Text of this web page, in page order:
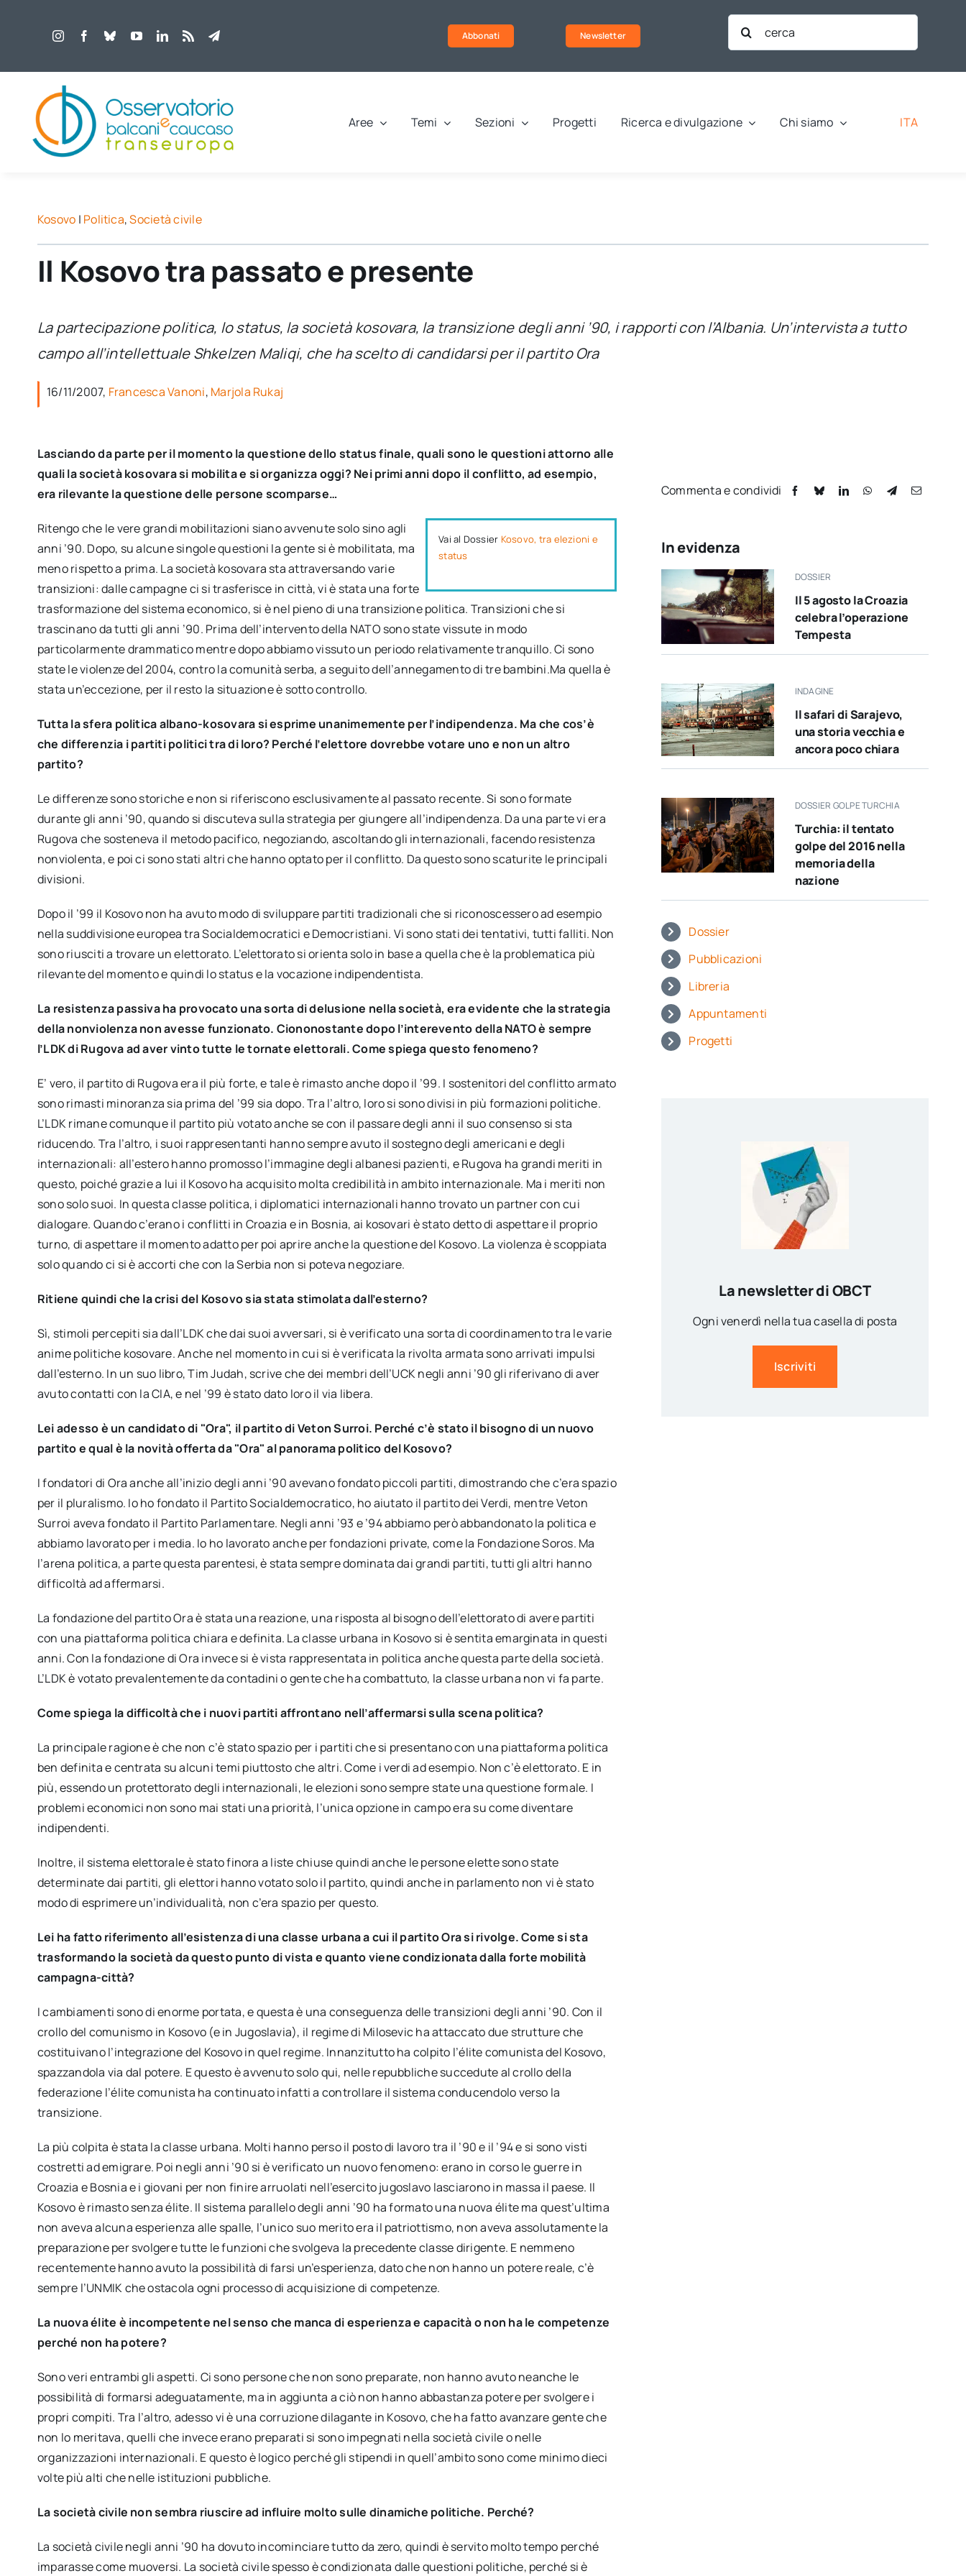
Abbonati Newsletter
Cerca
per:
Aree Temi Sezioni Progetti Ricerca e divulgazione Chi siamo ITA
Kosovo | Politica,Società civile
Il Kosovo tra passato e presente
La partecipazione politica, lo status, la società kosovara, la transizione degli anni ’90, i rapporti con l’Albania. Un’intervista a tutto
campo all’intellettuale Shkelzen Maliqi, che ha scelto di candidarsi per il partito Ora
16/11/2007, Francesca Vanoni, Marjola Rukaj
Lasciando da parte per il momento la questione dello status finale, quali sono le questioni attorno alle
quali la società kosovara si mobilita e si organizza oggi? Nei primi anni dopo il conflitto, ad esempio,
era rilevante la questione delle persone scomparse…
Vai al Dossier Kosovo, tra elezioni e
status
Ritengo che le vere grandi mobilitazioni siano avvenute solo sino agli
anni ’90. Dopo, su alcune singole questioni la gente si è mobilitata, ma
meno rispetto a prima. La società kosovara sta attraversando varie
transizioni: dalle campagne ci si trasferisce in città, vi è stata una forte
trasformazione del sistema economico, si è nel pieno di una transizione politica. Transizioni che si
trascinano da tutti gli anni ’90. Prima dell’intervento della NATO sono state vissute in modo
particolarmente drammatico mentre dopo abbiamo vissuto un periodo relativamente tranquillo. Ci sono
state le violenze del 2004, contro la comunità serba, a seguito dell’annegamento di tre bambini.Ma quella è
stata un’eccezione, per il resto la situazione è sotto controllo.
Tutta la sfera politica albano-kosovara si esprime unanimemente per l’indipendenza. Ma che cos’è
che differenzia i partiti politici tra di loro? Perché l’elettore dovrebbe votare uno e non un altro
partito?
Le differenze sono storiche e non si riferiscono esclusivamente al passato recente. Si sono formate
durante gli anni ’90, quando si discuteva sulla strategia per giungere all’indipendenza. Da una parte vi era
Rugova che sosteneva il metodo pacifico, negoziando, ascoltando gli internazionali, facendo resistenza
nonviolenta, e poi ci sono stati altri che hanno optato per il conflitto. Da questo sono scaturite le principali
divisioni.
Dopo il ’99 il Kosovo non ha avuto modo di sviluppare partiti tradizionali che si riconoscessero ad esempio
nella suddivisione europea tra Socialdemocratici e Democristiani. Vi sono stati dei tentativi, tutti falliti. Non
sono riusciti a trovare un elettorato. L’elettorato si orienta solo in base a quella che è la problematica più
rilevante del momento e quindi lo status e la vocazione indipendentista.
La resistenza passiva ha provocato una sorta di delusione nella società, era evidente che la strategia
della nonviolenza non avesse funzionato. Ciononostante dopo l’interevento della NATO è sempre
l’LDK di Rugova ad aver vinto tutte le tornate elettorali. Come spiega questo fenomeno?
E’ vero, il partito di Rugova era il più forte, e tale è rimasto anche dopo il ’99. I sostenitori del conflitto armato
sono rimasti minoranza sia prima del ’99 sia dopo. Tra l’altro, loro si sono divisi in più formazioni politiche.
L’LDK rimane comunque il partito più votato anche se con il passare degli anni il suo consenso si sta
riducendo. Tra l’altro, i suoi rappresentanti hanno sempre avuto il sostegno degli americani e degli
internazionali: all’estero hanno promosso l’immagine degli albanesi pazienti, e Rugova ha grandi meriti in
questo, poiché grazie a lui il Kosovo ha acquisito molta credibilità in ambito internazionale. Ma i meriti non
sono solo suoi. In questa classe politica, i diplomatici internazionali hanno trovato un partner con cui
dialogare. Quando c’erano i conflitti in Croazia e in Bosnia, ai kosovari è stato detto di aspettare il proprio
turno, di aspettare il momento adatto per poi aprire anche la questione del Kosovo. La violenza è scoppiata
solo quando ci si è accorti che con la Serbia non si poteva negoziare.
Ritiene quindi che la crisi del Kosovo sia stata stimolata dall’esterno?
Sì, stimoli percepiti sia dall’LDK che dai suoi avversari, si è verificato una sorta di coordinamento tra le varie
anime politiche kosovare. Anche nel momento in cui si è verificata la rivolta armata sono arrivati impulsi
dall’esterno. In un suo libro, Tim Judah, scrive che dei membri dell’UCK negli anni ’90 gli riferivano di aver
avuto contatti con la CIA, e nel ’99 è stato dato loro il via libera.
Lei adesso è un candidato di "Ora", il partito di Veton Surroi. Perché c’è stato il bisogno di un nuovo
partito e qual è la novità offerta da "Ora" al panorama politico del Kosovo?
I fondatori di Ora anche all’inizio degli anni ’90 avevano fondato piccoli partiti, dimostrando che c’era spazio
per il pluralismo. Io ho fondato il Partito Socialdemocratico, ho aiutato il partito dei Verdi, mentre Veton
Surroi aveva fondato il Partito Parlamentare. Negli anni ’93 e ’94 abbiamo però abbandonato la politica e
abbiamo lavorato per i media. Io ho lavorato anche per fondazioni private, come la Fondazione Soros. Ma
l’arena politica, a parte questa parentesi, è stata sempre dominata dai grandi partiti, tutti gli altri hanno
difficoltà ad affermarsi.
La fondazione del partito Ora è stata una reazione, una risposta al bisogno dell’elettorato di avere partiti
con una piattaforma politica chiara e definita. La classe urbana in Kosovo si è sentita emarginata in questi
anni. Con la fondazione di Ora invece si è vista rappresentata in politica anche questa parte della società.
L’LDK è votato prevalentemente da contadini o gente che ha combattuto, la classe urbana non vi fa parte.
Come spiega la difficoltà che i nuovi partiti affrontano nell’affermarsi sulla scena politica?
La principale ragione è che non c’è stato spazio per i partiti che si presentano con una piattaforma politica
ben definita e centrata su alcuni temi piuttosto che altri. Come i verdi ad esempio. Non c’è elettorato. E in
più, essendo un protettorato degli internazionali, le elezioni sono sempre state una questione formale. I
problemi economici non sono mai stati una priorità, l’unica opzione in campo era su come diventare
indipendenti.
Inoltre, il sistema elettorale è stato finora a liste chiuse quindi anche le persone elette sono state
determinate dai partiti, gli elettori hanno votato solo il partito, quindi anche in parlamento non vi è stato
modo di esprimere un’individualità, non c’era spazio per questo.
Lei ha fatto riferimento all’esistenza di una classe urbana a cui il partito Ora si rivolge. Come si sta
trasformando la società da questo punto di vista e quanto viene condizionata dalla forte mobilità
campagna-città?
I cambiamenti sono di enorme portata, e questa è una conseguenza delle transizioni degli anni ’90. Con il
crollo del comunismo in Kosovo (e in Jugoslavia), il regime di Milosevic ha attaccato due strutture che
costituivano l’integrazione del Kosovo in quel regime. Innanzitutto ha colpito l’élite comunista del Kosovo,
spazzandola via dal potere. E questo è avvenuto solo qui, nelle repubbliche succedute al crollo della
federazione l’élite comunista ha continuato infatti a controllare il sistema conducendolo verso la
transizione.
La più colpita è stata la classe urbana. Molti hanno perso il posto di lavoro tra il ’90 e il ’94 e si sono visti
costretti ad emigrare. Poi negli anni ’90 si è verificato un nuovo fenomeno: erano in corso le guerre in
Croazia e Bosnia e i giovani per non finire arruolati nell’esercito jugoslavo lasciarono in massa il paese. Il
Kosovo è rimasto senza élite. Il sistema parallelo degli anni ’90 ha formato una nuova élite ma quest’ultima
non aveva alcuna esperienza alle spalle, l’unico suo merito era il patriottismo, non aveva assolutamente la
preparazione per svolgere tutte le funzioni che svolgeva la precedente classe dirigente. E nemmeno
recentemente hanno avuto la possibilità di farsi un’esperienza, dato che non hanno un potere reale, c’è
sempre l’UNMIK che ostacola ogni processo di acquisizione di competenze.
La nuova élite è incompetente nel senso che manca di esperienza e capacità o non ha le competenze
perché non ha potere?
Sono veri entrambi gli aspetti. Ci sono persone che non sono preparate, non hanno avuto neanche le
possibilità di formarsi adeguatamente, ma in aggiunta a ciò non hanno abbastanza potere per svolgere i
propri compiti. Tra l’altro, adesso vi è una corruzione dilagante in Kosovo, che ha fatto avanzare gente che
non lo meritava, quelli che invece erano preparati si sono impegnati nella società civile o nelle
organizzazioni internazionali. E questo è logico perché gli stipendi in quell’ambito sono come minimo dieci
volte più alti che nelle istituzioni pubbliche.
La società civile non sembra riuscire ad influire molto sulle dinamiche politiche. Perché?
La società civile negli anni ’90 ha dovuto incominciare tutto da zero, quindi è servito molto tempo perché
imparasse come muoversi. La società civile spesso è condizionata dalle questioni politiche, perché si è
Commenta e condividi
In evidenza
DOSSIER
Il 5 agosto la Croazia
celebra l’operazione
Tempesta
INDAGINE
Il safari di Sarajevo,
una storia vecchia e
ancora poco chiara
DOSSIER GOLPE TURCHIA
Turchia: il tentato
golpe del 2016 nella
memoria della
nazione
Dossier
Pubblicazioni
Libreria
Appuntamenti
Progetti
La newsletter di OBCT
Ogni venerdì nella tua casella di posta
Iscriviti